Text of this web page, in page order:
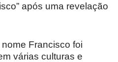
após uma revelação
Francisco foi
várias culturas e